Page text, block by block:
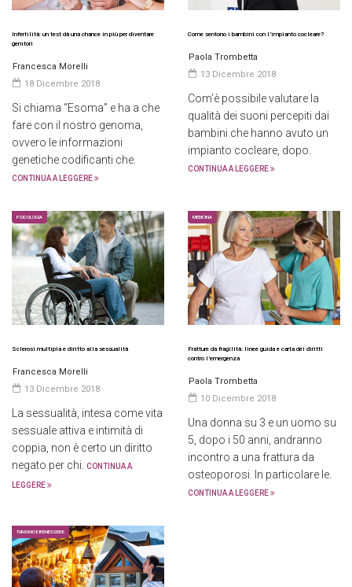
Infertilità: un test dà una chance in più per diventare
genitori
Francesca Morelli
18 Dicembre 2018
Si chiama “Esoma” e ha a che
fare con il nostro genoma,
ovvero le informazioni
genetiche codificanti che.
CONTINUA A LEGGERE
Come sentono i bambini con l’impianto cocleare?
Paola Trombetta
13 Dicembre 2018
Com’è possibile valutare la
qualità dei suoni percepiti dai
bambini che hanno avuto un
impianto cocleare, dopo.
CONTINUA A LEGGERE
PSICOLOGIA
Sclerosi multipla e diritto alla sessualità
Francesca Morelli
13 Dicembre 2018
La sessualità, intesa come vita
sessuale attiva e intimità di
coppia, non è certo un diritto
negato per chi.
CONTINUA A
LEGGERE
MEDICINA
Fratture da fragilità: linee guida e carta dei diritti
contro l’emergenza
Paola Trombetta
10 Dicembre 2018
Una donna su 3 e un uomo su
5, dopo i 50 anni, andranno
incontro a una frattura da
osteoporosi. In particolare le.
CONTINUA A LEGGERE
TURISMO E BENESSERE